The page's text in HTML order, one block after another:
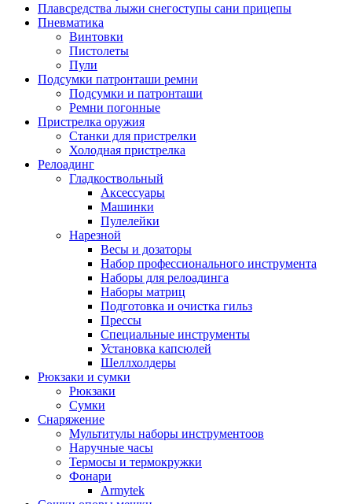
Плавсредства лыжи снегоступы сани прицепы
Пневматика
Винтовки
Пистолеты
Пули
Подсумки патронташи ремни
Подсумки и патронташи
Ремни погонные
Пристрелка оружия
Станки для пристрелки
Холодная пристрелка
Релоадинг
Гладкоствольный
Аксессуары
Машинки
Пулелейки
Нарезной
Весы и дозаторы
Набор профессионального инструмента
Наборы для релоадинга
Наборы матриц
Подготовка и очистка гильз
Прессы
Специальные инструменты
Установка капсюлей
Шеллхолдеры
Рюкзаки и сумки
Рюкзаки
Сумки
Снаряжение
Мультитулы наборы инструментоов
Наручные часы
Термосы и термокружки
Фонари
Armytek